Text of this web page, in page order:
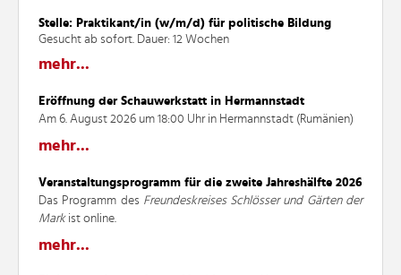
Stelle: Praktikant/in (w/m/d) für politische Bildung
Gesucht ab sofort. Dauer: 12 Wochen
mehr...
Eröffnung der Schauwerkstatt in Hermannstadt
Am 6. August 2026 um 18:00 Uhr in Hermannstadt (Rumänien)
mehr...
Veranstaltungsprogramm für die zweite Jahreshälfte 2026
Das Programm des Freundeskreises Schlösser und Gärten der
Markist online.
mehr...